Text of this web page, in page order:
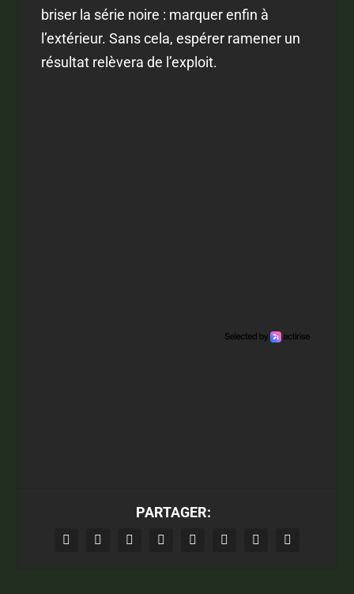
briser la série noire : marquer enfin à
l’extérieur. Sans cela, espérer ramener un
résultat relèvera de l’exploit.
PARTAGER: